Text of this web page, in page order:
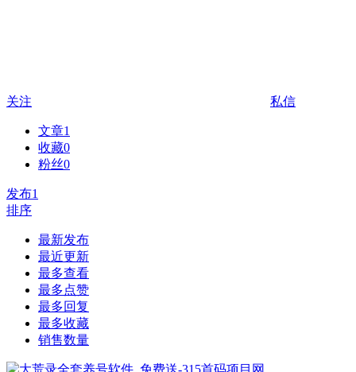
关注 私信
文章1
收藏0
粉丝0
发布1
排序
最新发布
最近更新
最多查看
最多点赞
最多回复
最多收藏
销售数量